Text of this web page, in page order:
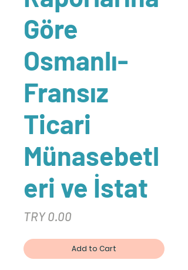
Göre
Osmanlı-
Fransız
Ticari
Münasebetl
eri ve İstat
TRY 0.00
Add to Cart